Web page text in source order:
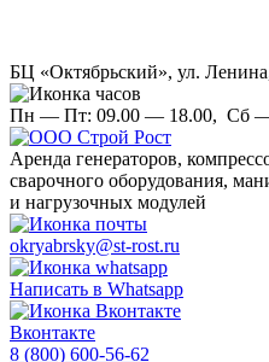
БЦ «Октябрьский», ул.
Пн — Пт: 09.00 — 18.00, Сб
Аренда генераторов,
сварочного оборудования,
и нагрузочных модулей
okryabrsky@st-rost.ru
Написать в Whatsapp
Вконтакте
8 (800) 600-56-62